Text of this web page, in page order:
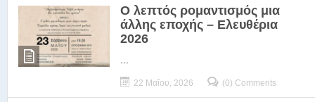
Ο λεπτός ρομαντισμός μια
άλλης εποχής – Ελευθέρια
2026
22 Μαΐου, 2026 (0) Comments